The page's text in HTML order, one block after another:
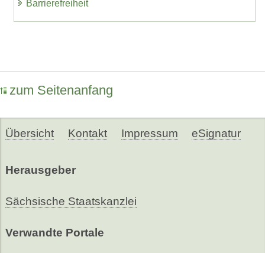
Barrierefreiheit
zum Seitenanfang
Übersicht Kontakt Impressum eSignatur
Herausgeber
Sächsische Staatskanzlei
Verwandte Portale